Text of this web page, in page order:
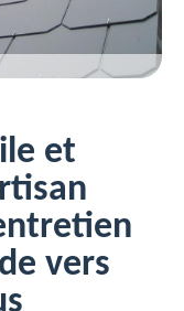
et
vers